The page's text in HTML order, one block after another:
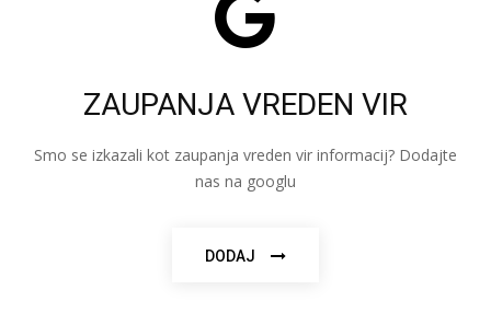
ZAUPANJA VREDEN VIR
Smo se izkazali kot zaupanja vreden vir informacij? Dodajte
nas na googlu
DODAJ